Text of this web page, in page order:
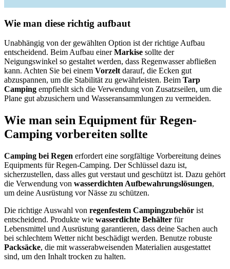
Wie man diese richtig aufbaut
Unabhängig von der gewählten Option ist der richtige Aufbau
entscheidend. Beim Aufbau einerMarkise sollte der
Neigungswinkel so gestaltet werden, dass Regenwasser abfließen
kann. Achten Sie bei einem Vorzelt darauf, die Ecken gut
abzuspannen, um die Stabilität zu gewährleisten. Beim Tarp
Camping empfiehlt sich die Verwendung von Zusatzseilen, um die
Plane gut abzusichern und Wasseransammlungen zu vermeiden.
Wie man sein Equipment für Regen-
Camping vorbereiten sollte
Camping bei Regen erfordert eine sorgfältige Vorbereitung deines
Equipments für Regen-Camping. Der Schlüssel dazu ist,
sicherzustellen, dass alles gut verstaut und geschützt ist. Dazu gehört
die Verwendung von wasserdichten Aufbewahrungslösungen,
um deine Ausrüstung vor Nässe zu schützen.
Die richtige Auswahl von regenfestem Campingzubehör ist
entscheidend. Produkte wie wasserdichte Behälter für
Lebensmittel und Ausrüstung garantieren, dass deine Sachen auch
bei schlechtem Wetter nicht beschädigt werden. Benutze robuste
Packsäcke, die mit wasserabweisenden Materialien ausgestattet
sind, um den Inhalt trocken zu halten.